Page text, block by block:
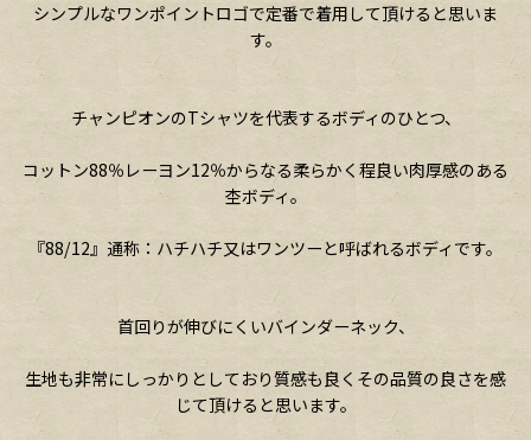
シンプルなワンポイントロゴで定番で着用して頂けると思いま
す。
チャンピオンのTシャツを代表するボディのひとつ、
コットン88％レーヨン12％からなる柔らかく程良い肉厚感のある
杢ボディ。
『88/12』通称：ハチハチ又はワンツーと呼ばれるボディです。
首回りが伸びにくいバインダーネック、
生地も非常にしっかりとしており質感も良くその品質の良さを感
じて頂けると思います。